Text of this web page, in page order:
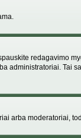
redagavimo
administratoriai. Tai
arba moderatoriai,